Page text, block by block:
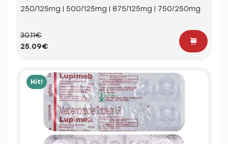
250/125mg | 500/125mg | 875/125mg | 750/250mg
30.11€
25.09€
Hit!